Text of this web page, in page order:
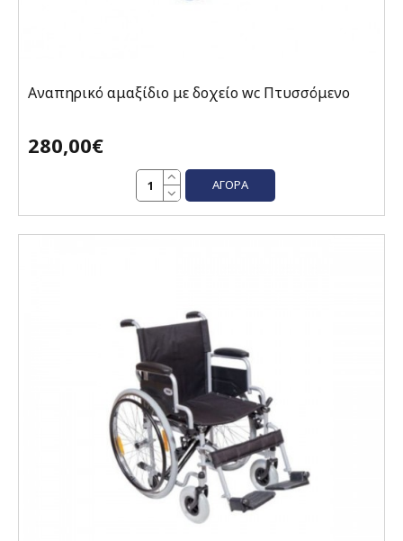
Αναπηρικό αμαξίδιο με δοχείο wc Πτυσσόμενο
280,00€
ΑΓΟΡΆ